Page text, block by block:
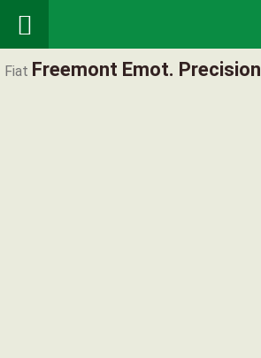

Fiat Freemont Emot. Precision